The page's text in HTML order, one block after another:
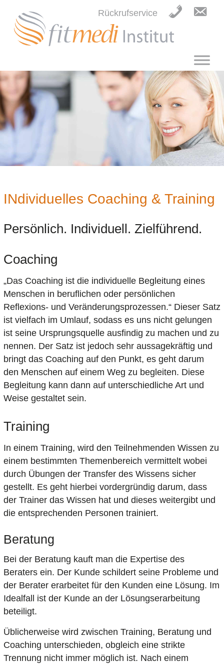
Rückrufservice
INdividuelles Coaching & Training
Persönlich. Individuell. Zielführend.
Coaching
„Das Coaching ist die individuelle Begleitung eines
Menschen in beruflichen oder persönlichen
Reflexions- und Veränderungsprozessen.“ Dieser Satz
ist vielfach im Umlauf, sodass es uns nicht gelungen
ist seine Ursprungsquelle ausfindig zu machen und zu
nennen. Der Satz ist jedoch sehr aussagekräftig und
bringt das Coaching auf den Punkt, es geht darum
den Menschen auf einem Weg zu begleiten. Diese
Begleitung kann dann auf unterschiedliche Art und
Weise gestaltet sein.
Training
In einem Training, wird den Teilnehmenden Wissen zu
einem bestimmten Themenbereich vermittelt wobei
durch Übungen der Transfer des Wissens sicher
gestellt. Es geht hierbei vordergründig darum, dass
der Trainer das Wissen hat und dieses weitergibt und
die entsprechenden Personen trainiert.
Beratung
Bei der Beratung kauft man die Expertise des
Beraters ein. Der Kunde schildert seine Probleme und
der Berater erarbeitet für den Kunden eine Lösung. Im
Idealfall ist der Kunde an der Lösungserarbeitung
beteiligt.
Üblicherweise wird zwischen Training, Beratung und
Coaching unterschieden, obgleich eine strikte
Trennung nicht immer möglich ist. Nach einem